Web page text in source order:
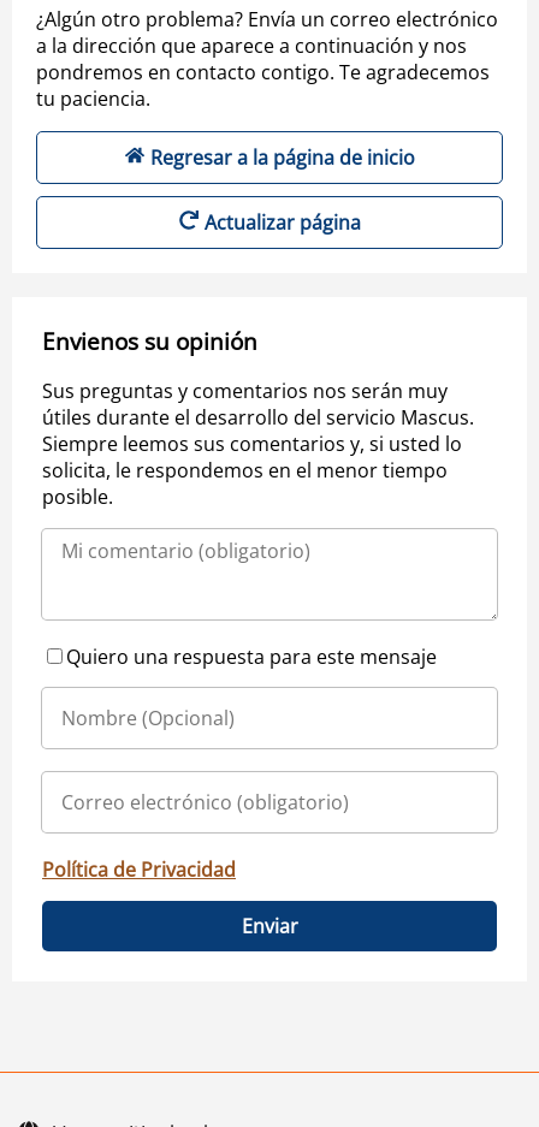
¿Algún otro problema? Envía un correo electrónico
a la dirección que aparece a continuación y nos
pondremos en contacto contigo. Te agradecemos
tu paciencia.
Regresar a la página de inicio
Actualizar página
Envienos su opinión
Sus preguntas y comentarios nos serán muy
útiles durante el desarrollo del servicio Mascus.
Siempre leemos sus comentarios y, si usted lo
solicita, le respondemos en el menor tiempo
posible.
Quiero una respuesta para este mensaje
Política de Privacidad
Enviar